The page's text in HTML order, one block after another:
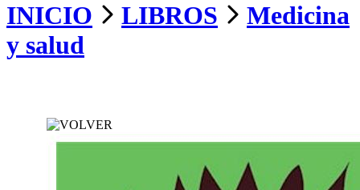
INICIO LIBROS
Medicina
y salud